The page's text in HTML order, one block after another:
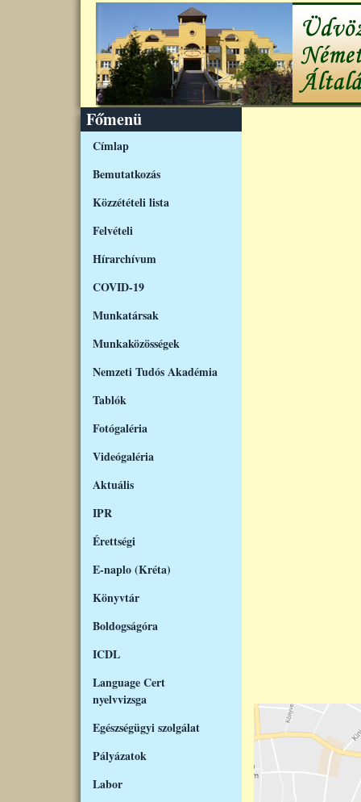
Ugrás a tartalomra
Főmenü
Címlap
Bemutatkozás
Közzétételi lista
Felvételi
Hírarchívum
COVID-19
Munkatársak
Munkaközösségek
Nemzeti Tudós Akadémia
Tablók
Fotógaléria
Videógaléria
Aktuális
IPR
Érettségi
E-naplo (Kréta)
Könyvtár
Boldogságóra
ICDL
Language Cert
nyelvvizsga
Egészségügyi szolgálat
Pályázatok
Labor